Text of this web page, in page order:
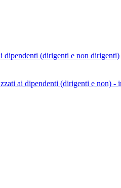
dipendenti (dirigenti e non dirigenti)
ai dipendenti (dirigenti e non) -